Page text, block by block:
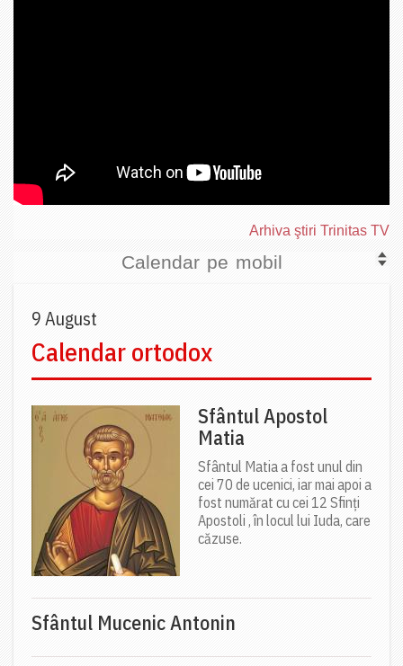
Arhiva ştiri Trinitas TV
Calendar pe mobil
9 August
Calendar ortodox
Sfântul Apostol
Matia
Sfântul Matia a fost unul din
cei 70 de ucenici, iar mai apoi a
fost numărat cu cei 12 Sfinți
Apostoli , în locul lui Iuda, care
căzuse.
Sfântul Mucenic Antonin